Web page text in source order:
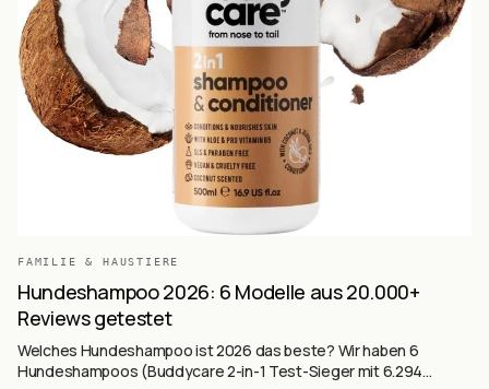
FAMILIE & HAUSTIERE
Hundeshampoo 2026: 6 Modelle aus 20.000+
Reviews getestet
Welches Hundeshampoo ist 2026 das beste? Wir haben 6
Hundeshampoos (Buddycare 2-in-1 Test-Sieger mit 6.294